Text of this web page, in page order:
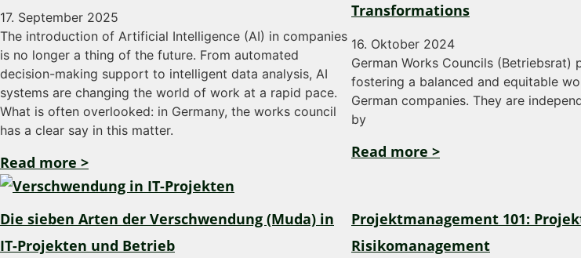
17. September 2025
The introduction of Artificial Intelligence (AI) in companies
is no longer a thing of the future. From automated
decision-making support to intelligent data analysis, AI
systems are changing the world of work at a rapid pace.
What is often overlooked: in Germany, the works council
has a clear say in this matter.
Read more >
Transformations
16. Oktober 2024
German Works Councils (Betriebsrat)
fostering a balanced and equitable
German companies. They are
by
Read more >
Die sieben Arten der Verschwendung (Muda) in
IT-Projekten und Betrieb
Projektmanagement 101:
Risikomanagement